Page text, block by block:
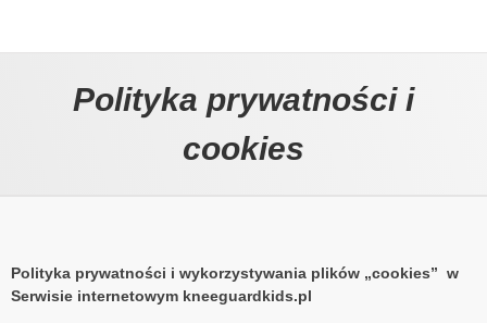
Polityka prywatności i
cookies
Polityka prywatności i wykorzystywania plików „cookies” w
Serwisie internetowym kneeguardkids.pl